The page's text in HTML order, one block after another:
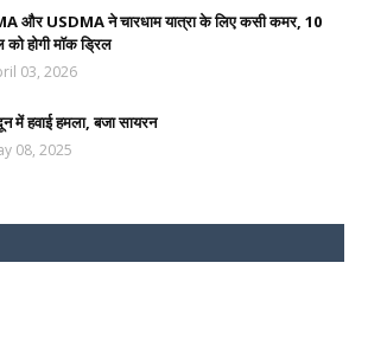
और USDMA ने चारधाम यात्रा के लिए कसी कमर, 10
होगी माॅक ड्रिल
03, 2026
में हवाई हमला, बजा सायरन
08, 2025